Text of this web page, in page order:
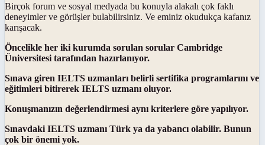
Birçok forum ve sosyal medyada bu konuyla alakalı çok faklı
deneyimler ve görüşler bulabilirsiniz. Ve eminiz okudukça kafanız
karışacak.
Öncelikle her iki kurumda sorulan sorular Cambridge
Üniversitesi tarafından hazırlanıyor.
Sınava giren IELTS uzmanları belirli sertifika programlarını ve
eğitimleri bitirerek IELTS uzmanı oluyor.
Konuşmanızın değerlendirmesi aynı kriterlere göre yapılıyor.
Sınavdaki IELTS uzmanı Türk ya da yabancı olabilir. Bunun
çok bir önemi yok.